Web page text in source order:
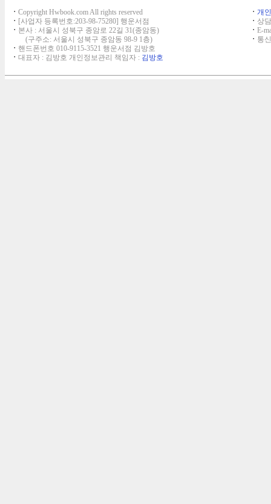
ㆍ Copyright Hwbook.com All rights reserved
ㆍ [사업자 등록번호:203-98-75280] 행운서점
ㆍ 본사 : 서울시 성북구 종암로 22길 31(종암동)
(구주소: 서울시 성북구 종암동 98-9 1층)
ㆍ 핸드폰번호 010-9115-3521 행운서점 김방호
ㆍ 대표자 : 김방호 개인정보관리 책임자 : 김방호
ㆍ 개
ㆍ 상
ㆍ E-
ㆍ 통